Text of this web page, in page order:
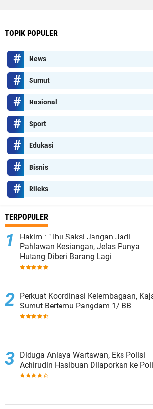
TOPIK POPULER
News
Sumut
Nasional
Sport
Edukasi
Bisnis
Rileks
TERPOPULER
Hakim : " Ibu Saksi Jangan Jadi
Pahlawan Kesiangan, Jelas Punya
Hutang Diberi Barang Lagi
Perkuat Koordinasi Kelembagaan,
Sumut Bertemu Pangdam 1/ BB
Diduga Aniaya Wartawan, Eks Polisi
Achirudin Hasibuan Dilaporkan ke